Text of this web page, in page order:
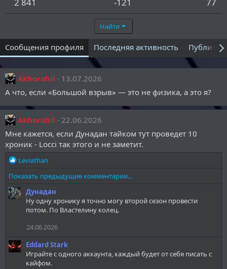
Найти
Сообщения профиля Последняя активность
Akhorahil
13.07.2026
А что, если «Большой взрыв» — это не физика, а это я?
Akhorahil
22.06.2026
Мне кажется, если Дунадан тайком тут проведет 10
хроник - Locci так этого и не заметит.
Р
а
к
ц
Leviathan
Показать предыдущие комментарии...
Дунадан
Ну одну хронику я точно могу второй сезон провести
потом. По Властелину колец.
24.06.2026
Eddard Stark
Играйте с одного аккаунта, каждый будет от себя писать с
кайфом.